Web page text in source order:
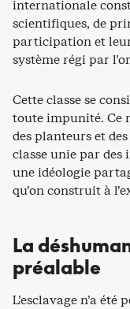
internationale
scientifiques, de
participation et
système régi par
Cette classe se
toute impunité. Ce
des planteurs et
classe unie par des
une idéologie
qu’on construit à
La
préalable
L’esclavage n’a